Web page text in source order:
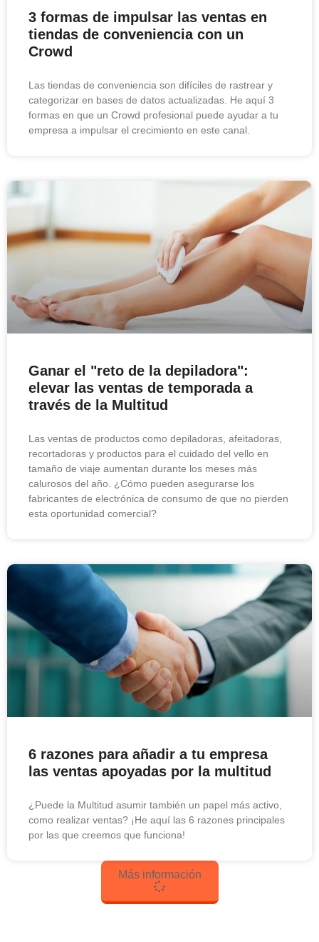
3 formas de impulsar las ventas en
tiendas de conveniencia con un
Crowd
Las tiendas de conveniencia son difíciles de rastrear y
categorizar en bases de datos actualizadas. He aquí 3
formas en que un Crowd profesional puede ayudar a tu
empresa a impulsar el crecimiento en este canal.
Ganar el "reto de la depiladora":
elevar las ventas de temporada a
través de la Multitud
Las ventas de productos como depiladoras, afeitadoras,
recortadoras y productos para el cuidado del vello en
tamaño de viaje aumentan durante los meses más
calurosos del año. ¿Cómo pueden asegurarse los
fabricantes de electrónica de consumo de que no pierden
esta oportunidad comercial?
6 razones para añadir a tu empresa
las ventas apoyadas por la multitud
¿Puede la Multitud asumir también un papel más activo,
como realizar ventas? ¡He aquí las 6 razones principales
por las que creemos que funciona!
Más información